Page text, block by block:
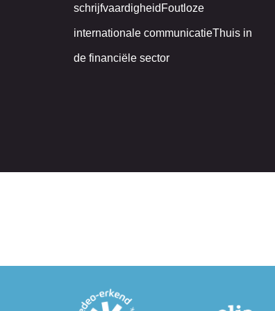
schrijfvaardigheidFoutloze
internationale communicatieThuis in
de financiële sector